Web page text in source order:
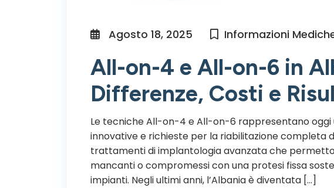
Agosto 18, 2025 Informazioni
All-on-4 e All-on-6 in
Differenze, Costi e
Le tecniche All-on-4 e All-on-6 rappresentano oggi
innovative e richieste per la riabilitazione completa
trattamenti di implantologia avanzata che
mancanti o compromessi con una protesi fissa
impianti. Negli ultimi anni, l’Albania è diventata […]